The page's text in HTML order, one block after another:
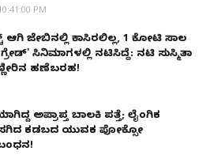
PM
ಆಗಿ ಜೇಬಿನಲ್ಲಿ ಕಾಸಿರಲಿಲ್ಲ, ₹1 ಕೋಟಿ ಸಾಲ
ಸಿನಿಮಾಗಳಲ್ಲಿ ನಟಿಸಿದ್ದೆ: ನಟಿ ಸುಸ್ಮಿತಾ
ಹಣೆಬರಹ!
ಅಪ್ರಾಪ್ತ ಬಾಲಕಿ ಪತ್ತೆ; ಲೈಂಗಿಕ
ಕಡಬದ ಯುವಕ ಪೋಕ್ಸೋ